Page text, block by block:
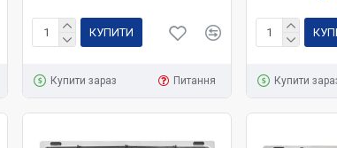
КУПИТИ
Купити зараз Питання Купити